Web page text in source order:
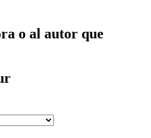
o al autor que